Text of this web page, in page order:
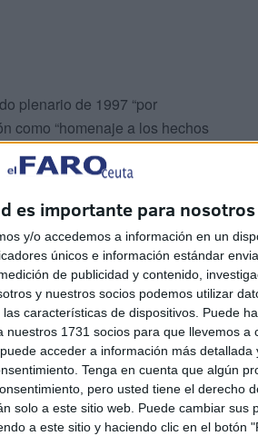
es importante para nosotros
y/o accedemos a información en un
únicos e información estándar
de publicidad y contenido,
y nuestros socios podemos utilizar
características de dispositivos. Puede
1731 socios para que llevemos a
acceder a información más detallada
Tenga en cuenta que algún
pero usted tiene el derecho
solo a este sitio web. Puede cambiar sus
a este sitio y haciendo clic en el botón
plenario de 1997 “por
como “homenaje a los hechos
inicia su proceso en la historia
de Meneses, siendo también el
en la ciudad como nuestro
con las que aludía a la figura
en la ciudad, para
portuguesa de Ceuta, creando